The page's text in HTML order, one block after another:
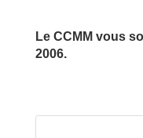
Le CCMM vous
2006.